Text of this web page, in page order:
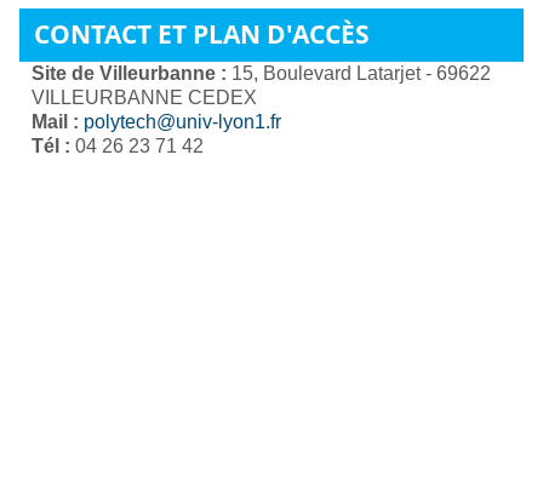
CONTACT ET PLAN D'ACCÈS
Site de Villeurbanne : 15, Boulevard Latarjet - 69622
VILLEURBANNE CEDEX
Mail : polytech@univ-lyon1.fr
Tél : 04 26 23 71 42